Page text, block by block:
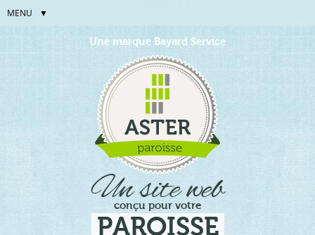
MENU
Une marque Bayard Service
Un site web
conçu pour votre
PAROISSE